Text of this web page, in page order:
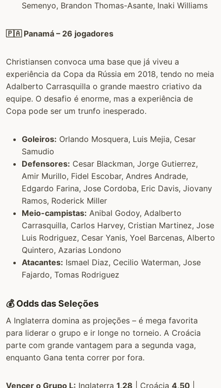
Semenyo, Brandon Thomas-Asante, Inaki Williams
🇵🇦 Panamá – 26 jogadores
Christiansen convoca uma base que já viveu a
experiência da Copa da Rússia em 2018, tendo no meia
Adalberto Carrasquilla o grande maestro criativo da
equipe. O desafio é enorme, mas a experiência de
Copa pode ser um trunfo inesperado.
Goleiros: Orlando Mosquera, Luis Mejia, Cesar
Samudio
Defensores: Cesar Blackman, Jorge Gutierrez,
Amir Murillo, Fidel Escobar, Andres Andrade,
Edgardo Farina, Jose Cordoba, Eric Davis, Jiovany
Ramos, Roderick Miller
Meio-campistas: Anibal Godoy, Adalberto
Carrasquilla, Carlos Harvey, Cristian Martinez, Jose
Luis Rodriguez, Cesar Yanis, Yoel Barcenas, Alberto
Quintero, Azarias Londono
Atacantes: Ismael Diaz, Cecilio Waterman, Jose
Fajardo, Tomas Rodriguez
💰 Odds das Seleções
A Inglaterra domina as projeções – é mega favorita
para liderar o grupo e ir longe no torneio. A Croácia
parte com grande vantagem para a segunda vaga,
enquanto Gana tenta correr por fora.
Vencer o Grupo L: Inglaterra 1,28 | Croácia 4,50